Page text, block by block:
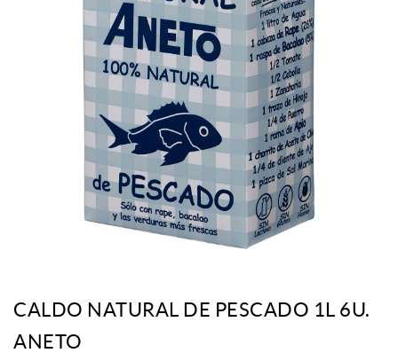
CALDO NATURAL DE PESCADO 1L 6U.
ANETO